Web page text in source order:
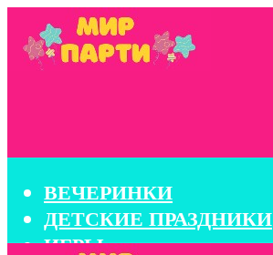
ВЕЧЕРИНКИ
ДЕТСКИЕ ПРАЗДНИКИ
ИГРЫ